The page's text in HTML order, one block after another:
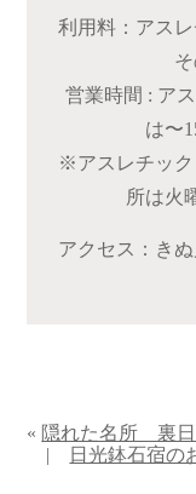
利用料：アスレ
営業時間 : ア
は〜
※アスレチック
所は火
アクセス：き
« 隠れた名所 裏日
|
日光鉢石宿の